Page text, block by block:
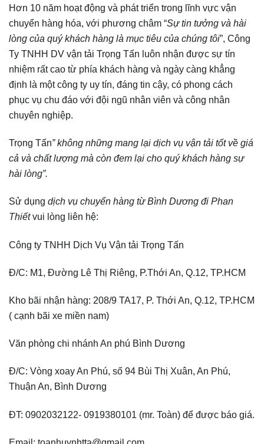
Hơn 10 năm hoạt động và phát triển trong lĩnh vực vận
chuyển hàng hóa, với phương châm “Sự tin tưởng và hài
lòng của quý khách hàng là mục tiêu của chúng tôi”, Công
Ty TNHH DV vận tải Trọng Tấn luôn nhận được sự tín
nhiệm rất cao từ phía khách hàng và ngày càng khẳng
định là một công ty uy tín, đáng tin cậy, có phong cách
phục vụ chu đáo với đội ngũ nhân viên và công nhân
chuyên nghiệp.
Trọng Tấn” không những mang lại dịch vụ vận tải tốt về giá
cả và chất lượng mà còn đem lại cho quý khách hàng sự
hài lòng”.
Sử dụng dịch vụ chuyển hàng từ Bình Dương đi Phan
Thiếtvui lòng liên hệ:
Công ty TNHH Dịch Vụ Vận tải Trọng Tấn
Đ/C: M1, Đường Lê Thị Riêng, P.Thới An, Q.12, TP.HCM
Kho bãi nhận hàng: 208/9 TA17, P. Thới An, Q.12, TP.HCM
( cạnh bãi xe miền nam)
Văn phòng chi nhánh An phú Bình Dương
Đ/C: Vòng xoay An Phú, số 94 Bùi Thị Xuân, An Phú,
Thuận An, Bình Dương
ĐT: 0902032122- 0919380101 (mr. Toàn) để được báo giá.